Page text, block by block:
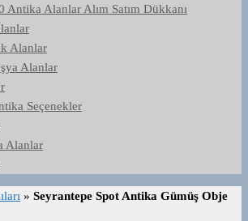
Antika Alanlar Alım Satım Dükkanı
Alanlar
Alanlar
Seçenekler
Alanlar
» Seyrantepe Spot Antika Gümüş Obje